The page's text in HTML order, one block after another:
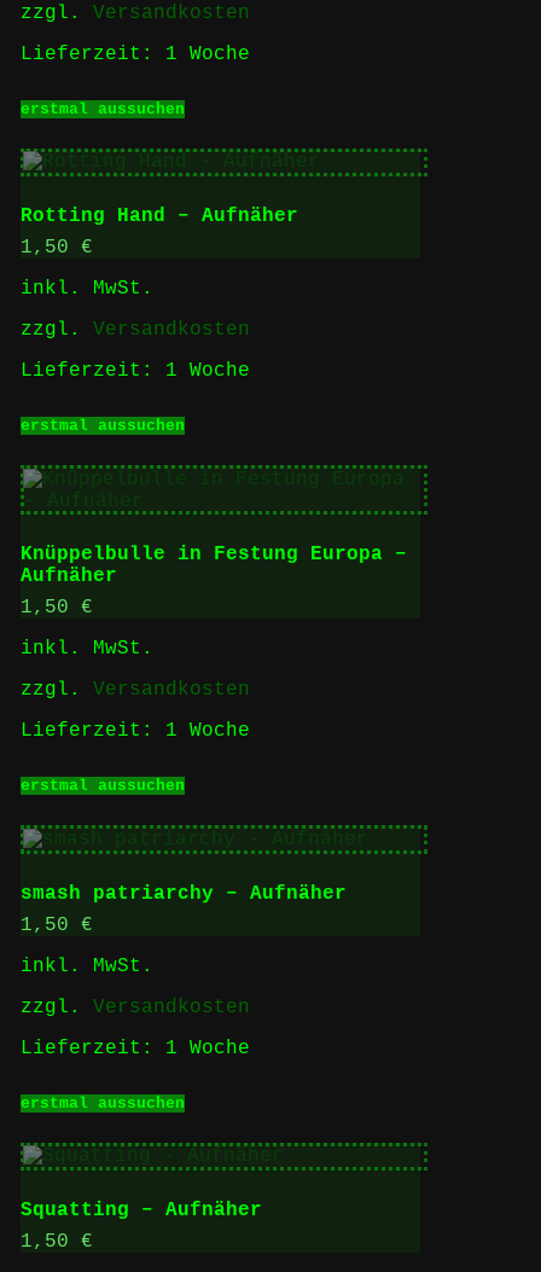
werden
zzgl. Versandkosten
Lieferzeit: 1 Woche
erstmal aussuchenProdukt
mehrere
Varianten
auf.
Die
Produktseite
werden
Rotting Hand – Aufnäher
1,50 €
inkl. MwSt.
zzgl. Versandkosten
Lieferzeit: 1 Woche
erstmal aussuchenProdukt
mehrere
auf.
Die
Optionen
werden
Knüppelbulle in Festung Europa –
Aufnäher
1,50 €
inkl. MwSt.
zzgl. Versandkosten
Lieferzeit: 1 Woche
erstmal aussuchenProdukt
mehrere
Varianten
auf.
Die
Produktseite
werden
smash patriarchy – Aufnäher
1,50 €
inkl. MwSt.
zzgl. Versandkosten
Lieferzeit: 1 Woche
erstmal aussuchenProdukt
mehrere
Varianten
auf.
Die
Squatting – Aufnäher
1,50 €